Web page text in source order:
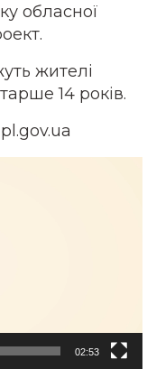
обласної
жителі
14 років.
02:53